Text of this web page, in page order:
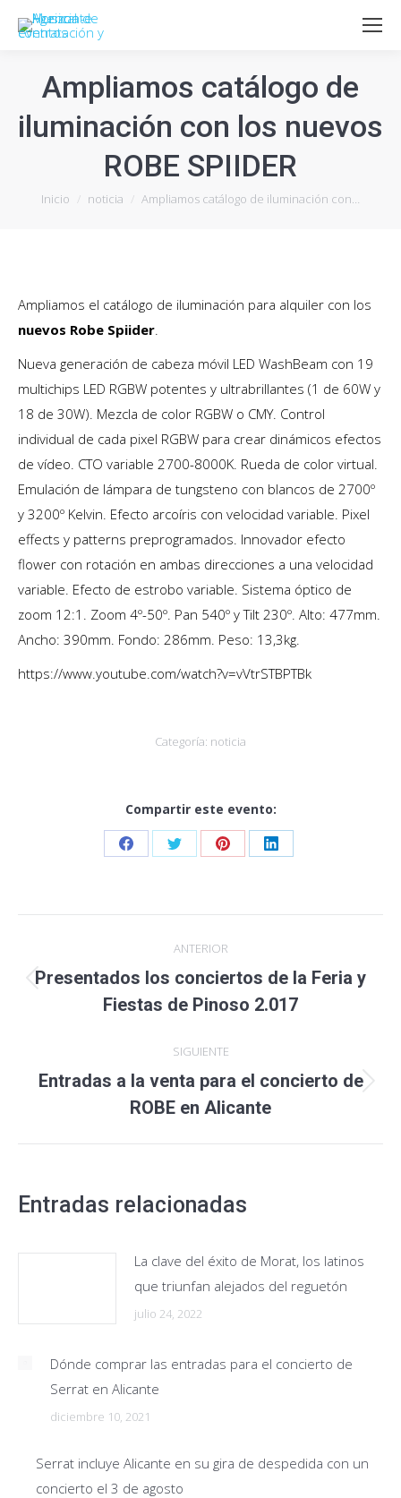
Ampliamos catálogo de
iluminación con los nuevos
ROBE SPIIDER
Estás aquí:
Inicio noticia Ampliamos catálogo de iluminación con…
Ampliamos el catálogo de iluminación para alquiler con los
nuevos Robe Spiider.
Nueva generación de cabeza móvil LED WashBeam con 19
multichips LED RGBW potentes y ultrabrillantes (1 de 60W y
18 de 30W). Mezcla de color RGBW o CMY. Control
individual de cada pixel RGBW para crear dinámicos efectos
de vídeo. CTO variable 2700-8000K. Rueda de color virtual.
Emulación de lámpara de tungsteno con blancos de 2700º
y 3200º Kelvin. Efecto arcoíris con velocidad variable. Pixel
effects y patterns preprogramados. Innovador efecto
flower con rotación en ambas direcciones a una velocidad
variable. Efecto de estrobo variable. Sistema óptico de
zoom 12:1. Zoom 4º-50º. Pan 540º y Tilt 230º. Alto: 477mm.
Ancho: 390mm. Fondo: 286mm. Peso: 13,3kg.
https://www.youtube.com/watch?v=vVtrSTBPTBk
Categoría: noticia
Compartir este evento:
Share
Facebook
Share
Twitter
Share
Pinterest
Share
LinkedIn
entre
publicaciones
ANTERIOR
Publicación
anterior:
Presentados los conciertos de la Feria y
Fiestas de Pinoso 2.017
SIGUIENTE
Publicación
siguiente:
Entradas a la venta para el concierto de
ROBE en Alicante
Entradas relacionadas
La clave del éxito de Morat, los latinos
que triunfan alejados del reguetón
julio 24, 2022
Dónde comprar las entradas para el concierto de
Serrat en Alicante
diciembre 10, 2021
Serrat incluye Alicante en su gira de despedida con un
concierto el 3 de agosto